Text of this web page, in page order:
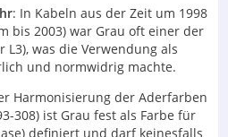
: In Kabeln aus der Zeit um 1998
bis 2003) war Grau oft einer der
L3), was die Verwendung als
und normwidrig machte.
Harmonisierung der Aderfarben
308) ist Grau fest als Farbe für
definiert und darf keinesfalls